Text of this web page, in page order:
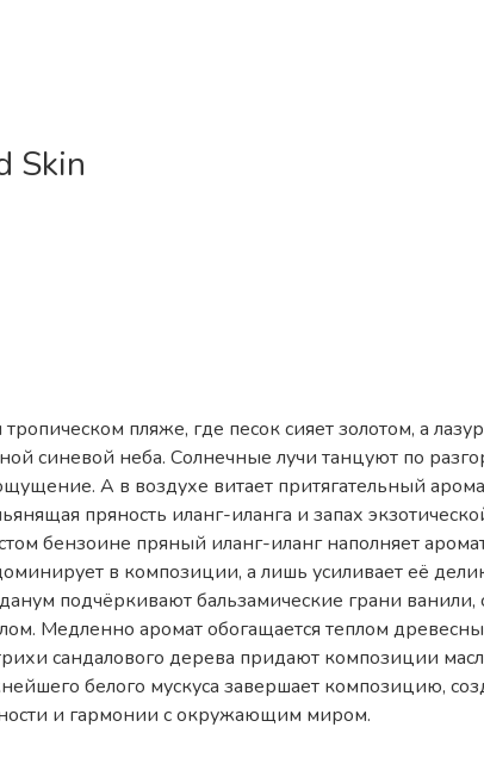
Skin
пляже, где песок сияет золотом, а
синевой неба. Солнечные лучи танцуют по
А в воздухе витает притягательный
пряность иланг-иланга и запах
бензоине пряный иланг-иланг наполняет
в композиции, а лишь усиливает её
подчёркивают бальзамические грани ванили,
Медленно аромат обогащается теплом
сандалового дерева придают композиции
белого мускуса завершает композицию,
и гармонии с окружающим миром.